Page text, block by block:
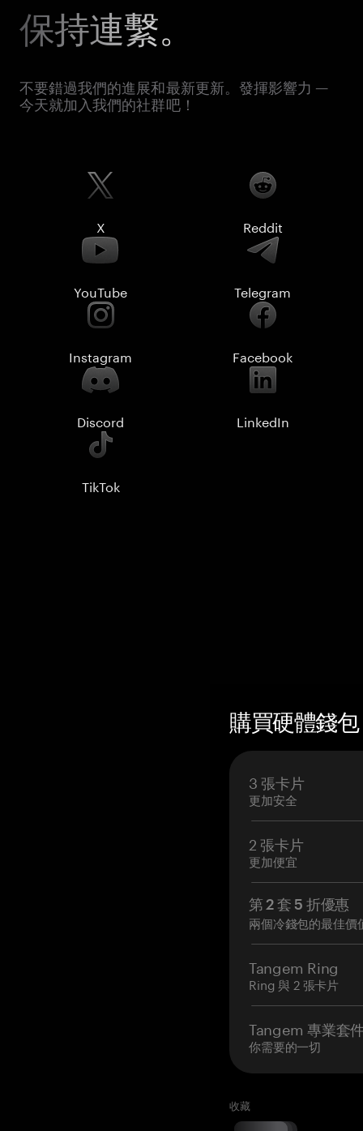
保持連繫。
不要錯過我們的進展和最新更新。發揮影響力 —
今天就加入我們的社群吧！
X Reddit
YouTube Telegram
Instagram Facebook
Discord LinkedIn
TikTok
購買硬體錢
3 張卡片
更加安全
2 張卡片
更加便宜
第 2 套 5 折優惠
兩個冷錢包的最佳價
Tangem Ring
Ring 與 2 張卡片
Tangem 專業套
你需要的一切
收藏